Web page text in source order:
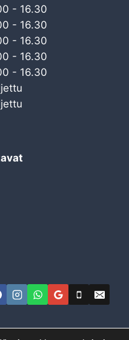
- 16.30
- 16.30
- 16.30
- 16.30
- 16.30